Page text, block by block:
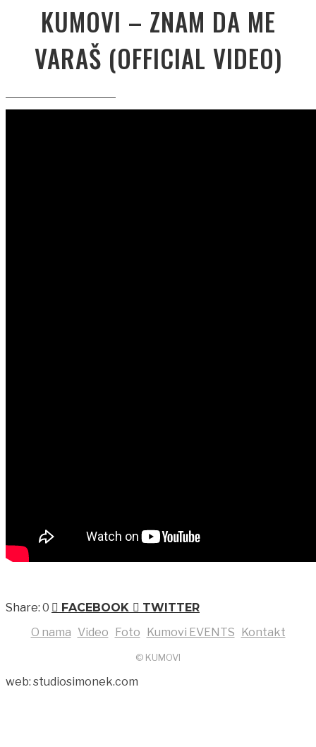
KUMOVI – ZNAM DA ME
VARAŠ (OFFICIAL VIDEO)
0 FACEBOOK
TWITTER
O nama Video Foto Kumovi EVENTS Kontakt
© KUMOVI
web: studiosimonek.com